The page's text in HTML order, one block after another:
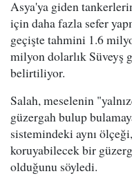
Asya'ya giden
için daha fazla sefer
geçişte tahmini 1.6
milyon dolarlık Süveyş
belirtiliyor.
Salah, meselenin
güzergah bulup
sistemindeki aynı
koruyabilecek bir
olduğunu söyledi.